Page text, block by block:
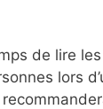
de lire
lors